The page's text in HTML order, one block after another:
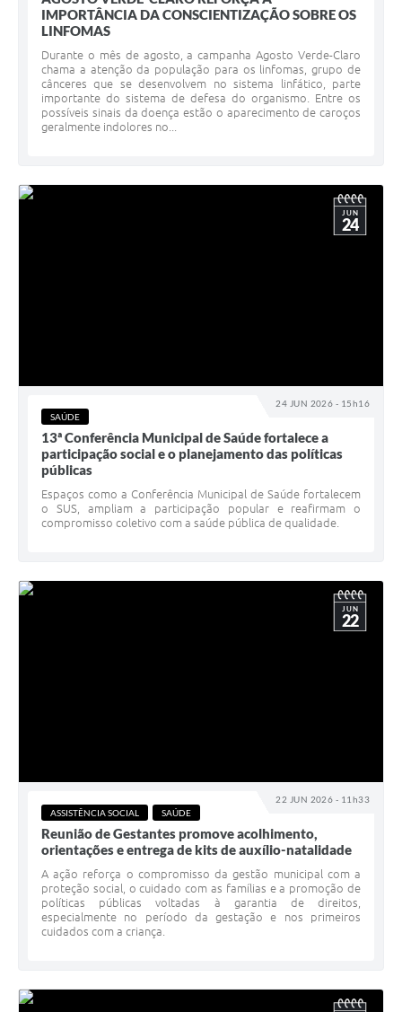
IMPORTÂNCIA DA CONSCIENTIZAÇÃO SOBRE OS
LINFOMAS
Durante o mês de agosto, a campanha Agosto Verde-Claro
chama a atenção da população para os linfomas, grupo de
cânceres que se desenvolvem no sistema linfático, parte
importante do sistema de defesa do organismo. Entre os
possíveis sinais da doença estão o aparecimento de caroços
geralmente indolores no...
24 JUN 2026 - 15h16
JUN
24
SAÚDE
13ª Conferência Municipal de Saúde fortalece a
participação social e o planejamento das políticas
públicas
Espaços como a Conferência Municipal de Saúde fortalecem
o SUS, ampliam a participação popular e reafirmam o
compromisso coletivo com a saúde pública de qualidade.
22 JUN 2026 - 11h33
JUN
22
ASSISTÊNCIA SOCIAL SAÚDE
Reunião de Gestantes promove acolhimento,
orientações e entrega de kits de auxílio-natalidade
A ação reforça o compromisso da gestão municipal com a
proteção social, o cuidado com as famílias e a promoção de
políticas públicas voltadas à garantia de direitos,
especialmente no período da gestação e nos primeiros
cuidados com a criança.